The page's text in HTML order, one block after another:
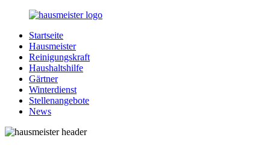
Zurück
Inhalt
Hausmeister.de
Alles
rund
Ihren
Haushalt
Startseite
Hausmeister
Reinigungskraft
Haushaltshilfe
Gärtner
Winterdienst
Stellenangebote
News